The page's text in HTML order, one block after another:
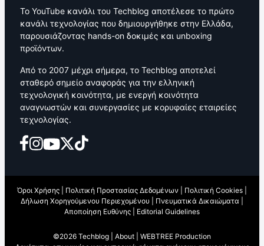
Το YouTube κανάλι του Techblog αποτέλεσε το πρώτο
κανάλι τεχνολογίας που δημιουργήθηκε στην Ελλάδα,
παρουσιάζοντας hands-on δοκιμές και unboxing
προϊόντων.
Από το 2007 μέχρι σήμερα, το Techblog αποτελεί
σταθερό σημείο αναφοράς για την ελληνική
τεχνολογική κοινότητα, με ενεργή κοινότητα
αναγνωστών και συνεργασίες με κορυφαίες εταιρείες
τεχνολογίας.
Όροι Χρήσης Πολιτική Προστασίας Δεδομένων Πολιτική Cookies
Δήλωση Χορηγούμενου Περιεχομένου
Πνευματικά Δικαιώματα
Αποποίηση Ευθύνης
Editorial Guidelines
©2026 Techblog | About
WEBTREE Production